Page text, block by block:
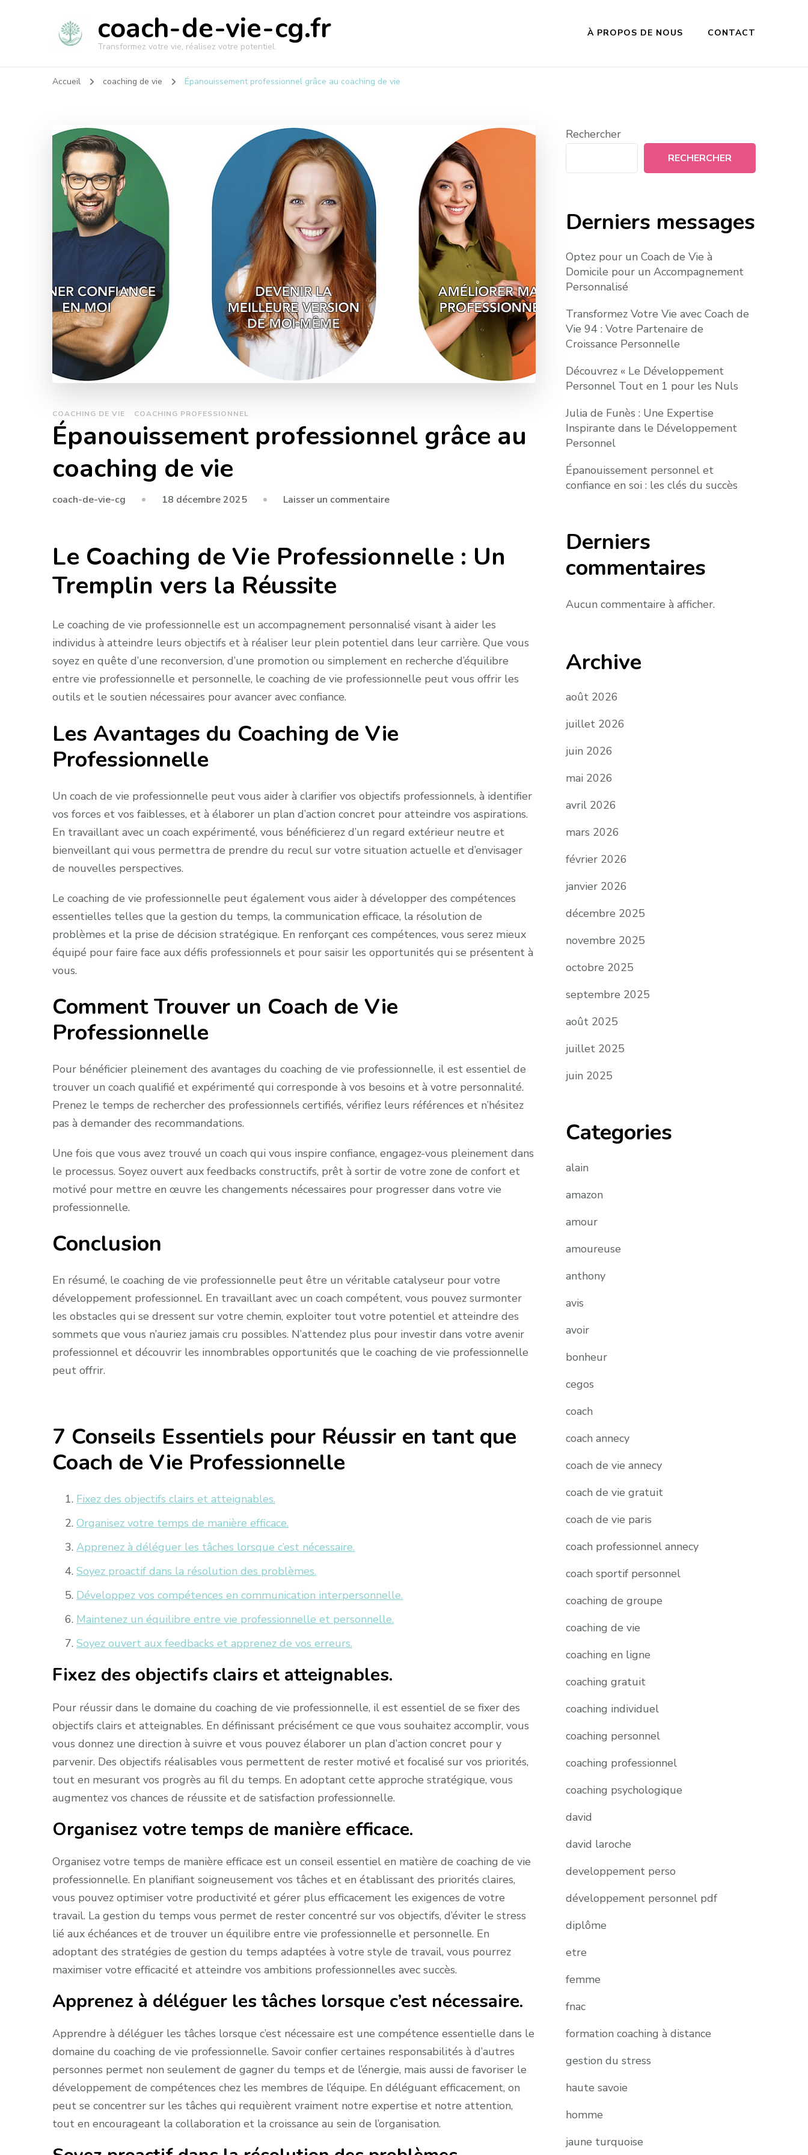
coach-de-vie-cg.fr
Transformez votre vie, réalisez votre potentiel.
À PROPOS DE NOUS CONTACT
Accueil coaching de vie Épanouissement professionnel grâce au coaching de vie
COACHING DE VIE COACHING PROFESSIONNEL
Épanouissement professionnel grâce au
coaching de vie
coach-de-vie-cg 18 décembre 2025 Laisser un commentairesur
au
Le Coaching de Vie Professionnelle : Un
Tremplin vers la Réussite
Le coaching de vie professionnelle est un accompagnement personnalisé visant à aider les
individus à atteindre leurs objectifs et à réaliser leur plein potentiel dans leur carrière. Que vous
soyez en quête d’une reconversion, d’une promotion ou simplement en recherche d’équilibre
entre vie professionnelle et personnelle, le coaching de vie professionnelle peut vous offrir les
outils et le soutien nécessaires pour avancer avec confiance.
Les Avantages du Coaching de Vie
Professionnelle
Un coach de vie professionnelle peut vous aider à clarifier vos objectifs professionnels, à identifier
vos forces et vos faiblesses, et à élaborer un plan d’action concret pour atteindre vos aspirations.
En travaillant avec un coach expérimenté, vous bénéficierez d’un regard extérieur neutre et
bienveillant qui vous permettra de prendre du recul sur votre situation actuelle et d’envisager
de nouvelles perspectives.
Le coaching de vie professionnelle peut également vous aider à développer des compétences
essentielles telles que la gestion du temps, la communication efficace, la résolution de
problèmes et la prise de décision stratégique. En renforçant ces compétences, vous serez mieux
équipé pour faire face aux défis professionnels et pour saisir les opportunités qui se présentent à
vous.
Comment Trouver un Coach de Vie
Professionnelle
Pour bénéficier pleinement des avantages du coaching de vie professionnelle, il est essentiel de
trouver un coach qualifié et expérimenté qui corresponde à vos besoins et à votre personnalité.
Prenez le temps de rechercher des professionnels certifiés, vérifiez leurs références et n’hésitez
pas à demander des recommandations.
Une fois que vous avez trouvé un coach qui vous inspire confiance, engagez-vous pleinement dans
le processus. Soyez ouvert aux feedbacks constructifs, prêt à sortir de votre zone de confort et
motivé pour mettre en œuvre les changements nécessaires pour progresser dans votre vie
professionnelle.
Conclusion
En résumé, le coaching de vie professionnelle peut être un véritable catalyseur pour votre
développement professionnel. En travaillant avec un coach compétent, vous pouvez surmonter
les obstacles qui se dressent sur votre chemin, exploiter tout votre potentiel et atteindre des
sommets que vous n’auriez jamais cru possibles. N’attendez plus pour investir dans votre avenir
professionnel et découvrir les innombrables opportunités que le coaching de vie professionnelle
peut offrir.
7 Conseils Essentiels pour Réussir en tant que
Coach de Vie Professionnelle
Fixez des objectifs clairs et atteignables.
Organisez votre temps de manière efficace.
Apprenez à déléguer les tâches lorsque c’est nécessaire.
Soyez proactif dans la résolution des problèmes.
Développez vos compétences en communication interpersonnelle.
Maintenez un équilibre entre vie professionnelle et personnelle.
Soyez ouvert aux feedbacks et apprenez de vos erreurs.
Fixez des objectifs clairs et atteignables.
Pour réussir dans le domaine du coaching de vie professionnelle, il est essentiel de se fixer des
objectifs clairs et atteignables. En définissant précisément ce que vous souhaitez accomplir, vous
vous donnez une direction à suivre et vous pouvez élaborer un plan d’action concret pour y
parvenir. Des objectifs réalisables vous permettent de rester motivé et focalisé sur vos priorités,
tout en mesurant vos progrès au fil du temps. En adoptant cette approche stratégique, vous
augmentez vos chances de réussite et de satisfaction professionnelle.
Organisez votre temps de manière efficace.
Organisez votre temps de manière efficace est un conseil essentiel en matière de coaching de vie
professionnelle. En planifiant soigneusement vos tâches et en établissant des priorités claires,
vous pouvez optimiser votre productivité et gérer plus efficacement les exigences de votre
travail. La gestion du temps vous permet de rester concentré sur vos objectifs, d’éviter le stress
lié aux échéances et de trouver un équilibre entre vie professionnelle et personnelle. En
adoptant des stratégies de gestion du temps adaptées à votre style de travail, vous pourrez
maximiser votre efficacité et atteindre vos ambitions professionnelles avec succès.
Apprenez à déléguer les tâches lorsque c’est nécessaire.
Apprendre à déléguer les tâches lorsque c’est nécessaire est une compétence essentielle dans le
domaine du coaching de vie professionnelle. Savoir confier certaines responsabilités à d’autres
personnes permet non seulement de gagner du temps et de l’énergie, mais aussi de favoriser le
développement de compétences chez les membres de l’équipe. En déléguant efficacement, on
peut se concentrer sur les tâches qui requièrent vraiment notre expertise et notre attention,
tout en encourageant la collaboration et la croissance au sein de l’organisation.
Rechercher
RECHERCHER
Derniers messages
Optez pour un Coach de Vie à
Domicile pour un Accompagnement
Personnalisé
Transformez Votre Vie avec Coach de
Vie 94 : Votre Partenaire de
Croissance Personnelle
Découvrez « Le Développement
Personnel Tout en 1 pour les Nuls
Julia de Funès : Une Expertise
Inspirante dans le Développement
Personnel
Épanouissement personnel et
confiance en soi : les clés du succès
Derniers
commentaires
Aucun commentaire à afficher.
Archive
août 2026
juillet 2026
juin 2026
mai 2026
avril 2026
mars 2026
février 2026
janvier 2026
décembre 2025
novembre 2025
octobre 2025
septembre 2025
août 2025
juillet 2025
juin 2025
Categories
alain
amazon
amour
amoureuse
anthony
avis
avoir
bonheur
cegos
coach
coach annecy
coach de vie annecy
coach de vie gratuit
coach de vie paris
coach professionnel annecy
coach sportif personnel
coaching de groupe
coaching de vie
coaching en ligne
coaching gratuit
coaching individuel
coaching personnel
coaching professionnel
coaching psychologique
david
david laroche
developpement perso
développement personnel pdf
diplôme
etre
femme
fnac
formation coaching à distance
gestion du stress
haute savoie
homme
jaune turquoise